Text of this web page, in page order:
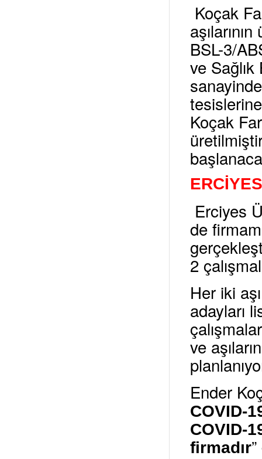
Koçak
BSL-3/
ve Sağlık
Koçak
Erciyes
de
2
Her iki
adayları
ve
Ender
COVID-
COVID-
firmadır